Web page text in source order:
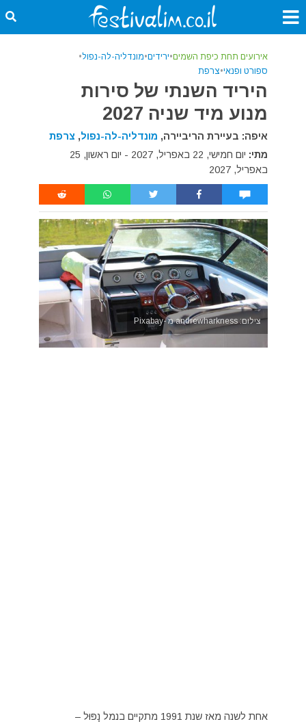
אירועים תחת כיפת השמים•ירידים•מונדליה-לה-נפול•
ספורט ופנאי•צרפת
היריד השנתי של סירות
מנוע מיד שניה 2027
איפה: בעיירת הריביירה, מונדליה-לה-נפול, צרפת
מתי:
יום חמישי, 22 באפריל, 2027 - יום ראשון, 25
באפריל, 2027
צילום: andrewharkness מ -Pixabay
אחת לשנה מאז שנת 1991 מתקיים בנמל נָפּוּל –